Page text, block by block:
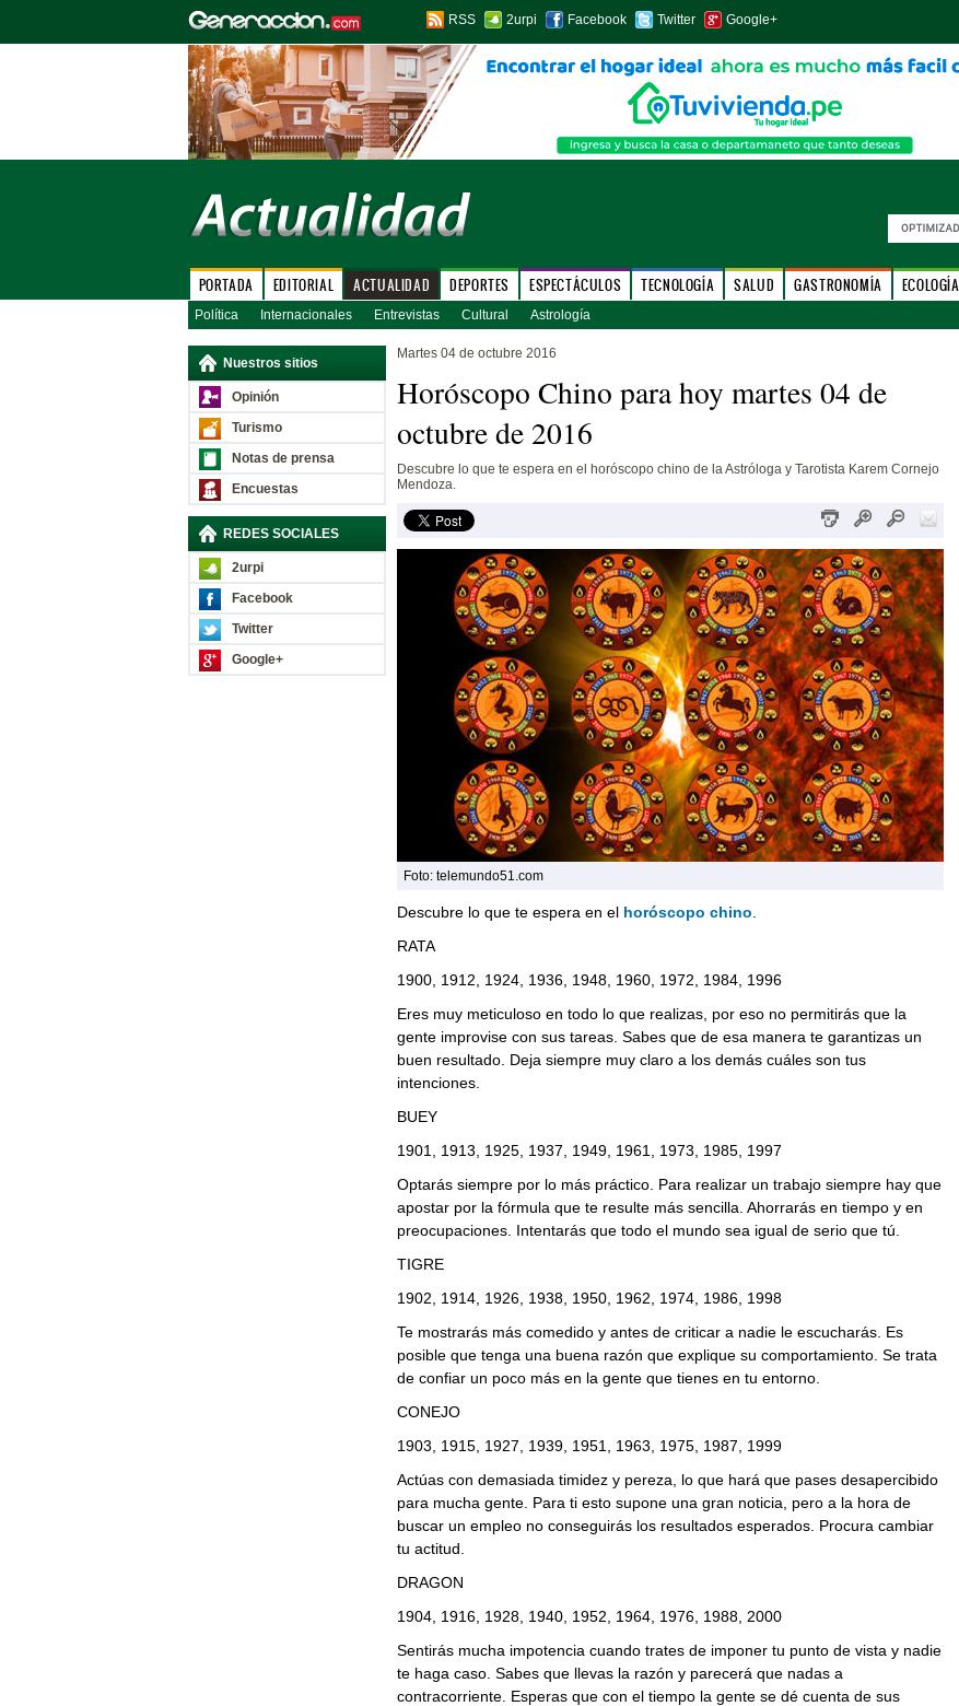
RSS 2urpi Facebook Twitter Google+
PORTADA EDITORIAL ACTUALIDAD DEPORTES ESPECTÁCULOS TECNOLOGÍA SALUD GASTRONOMÍA ECOLOGÍA
Política Internacionales Entrevistas Cultural Astrología
Nuestros sitios
Opinión
Turismo
Notas de prensa
Encuestas
REDES SOCIALES
2urpi
Facebook
Twitter
Google+
Martes 04 de octubre 2016
Horóscopo Chino para hoy martes 04 de
octubre de 2016
Descubre lo que te espera en el horóscopo chino de la Astróloga y Tarotista Karem Cornejo
Mendoza.
Foto: telemundo51.com
Descubre lo que te espera en el horóscopo chino
RATA
1900, 1912, 1924, 1936, 1948, 1960, 1972, 1984, 1996
Eres muy meticuloso en todo lo que realizas, por eso no permitirás que la
gente improvise con sus tareas. Sabes que de esa manera te garantizas un
buen resultado. Deja siempre muy claro a los demás cuáles son tus
intenciones.
BUEY
1901, 1913, 1925, 1937, 1949, 1961, 1973, 1985, 1997
Optarás siempre por lo más práctico. Para realizar un trabajo siempre hay que
apostar por la fórmula que te resulte más sencilla. Ahorrarás en tiempo y en
preocupaciones. Intentarás que todo el mundo sea igual de serio que tú.
TIGRE
1902, 1914, 1926, 1938, 1950, 1962, 1974, 1986, 1998
Te mostrarás más comedido y antes de criticar a nadie le escucharás. Es
posible que tenga una buena razón que explique su comportamiento. Se trata
de confiar un poco más en la gente que tienes en tu entorno.
CONEJO
1903, 1915, 1927, 1939, 1951, 1963, 1975, 1987, 1999
Actúas con demasiada timidez y pereza, lo que hará que pases desapercibido
para mucha gente. Para ti esto supone una gran noticia, pero a la hora de
buscar un empleo no conseguirás los resultados esperados. Procura cambiar
tu actitud.
DRAGON
1904, 1916, 1928, 1940, 1952, 1964, 1976, 1988, 2000
Sentirás mucha impotencia cuando trates de imponer tu punto de vista y nadie
te haga caso. Sabes que llevas la razón y parecerá que nadas a
contracorriente. Esperas que con el tiempo la gente se dé cuenta de sus